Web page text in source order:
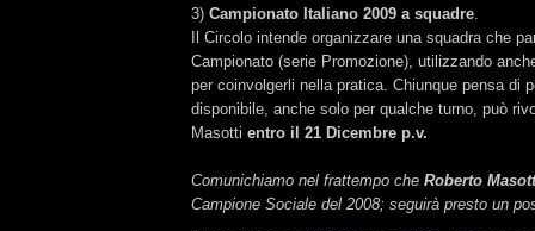
3) Campionato Italiano 2009 a squadre
Il Circolo intende organizzare una squadra che
Campionato (serie Promozione), utilizzando
per coinvolgerli nella pratica. Chiunque pensa di
disponibile, anche solo per qualche turno, può
Masotti entro il 21 Dicembre p.v.
Comunichiamo nel frattempo che Roberto
Campione Sociale del 2008; seguirà presto un